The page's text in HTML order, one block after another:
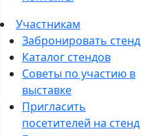
Участникам
Забронировать стенд
Каталог стендов
Советы по участию в
выставке
Пригласить
посетителей на стенд